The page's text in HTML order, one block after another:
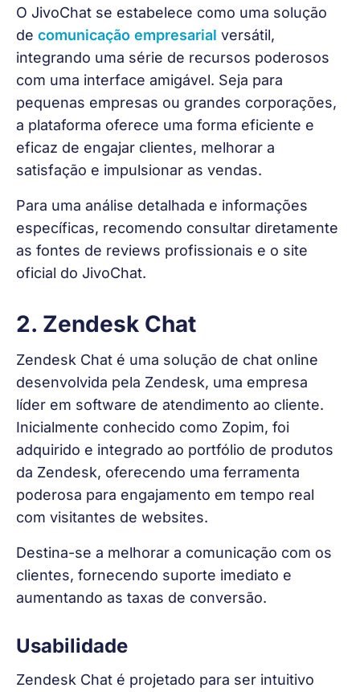
O JivoChat se estabelece como uma solução
de comunicação empresarial versátil,
integrando uma série de recursos poderosos
com uma interface amigável. Seja para
pequenas empresas ou grandes corporações,
a plataforma oferece uma forma eficiente e
eficaz de engajar clientes, melhorar a
satisfação e impulsionar as vendas.
Para uma análise detalhada e informações
específicas, recomendo consultar diretamente
as fontes de reviews profissionais e o site
oficial do JivoChat.
2. Zendesk Chat
Zendesk Chat é uma solução de chat online
desenvolvida pela Zendesk, uma empresa
líder em software de atendimento ao cliente.
Inicialmente conhecido como Zopim, foi
adquirido e integrado ao portfólio de produtos
da Zendesk, oferecendo uma ferramenta
poderosa para engajamento em tempo real
com visitantes de websites.
Destina-se a melhorar a comunicação com os
clientes, fornecendo suporte imediato e
aumentando as taxas de conversão.
Usabilidade
Zendesk Chat é projetado para ser intuitivo